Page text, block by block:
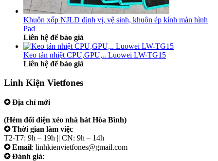
Khuôn xốp NJLD định vị, vệ sinh, khuôn ép kính màn hình
Pad
Liên hệ để báo giá
Keo tản nhiệt CPU,GPU,.. Luowei LW-TG15
Liên hệ để báo giá
Linh Kiện Vietfones
✪ Địa chỉ mới
(Hẻm đối diện xéo nhà hát Hòa Bình)
✪ Thời gian làm việc
T2-T7: 9h – 19h || CN: 9h – 14h
✪ Email: linhkienvietfones@gmail.com
✪ Đánh giá: